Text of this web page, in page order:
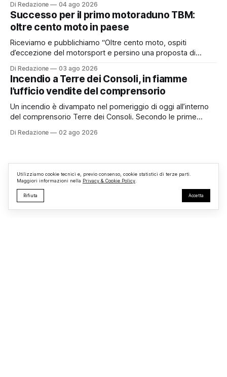
pubblicamente comunicato ai cittadini attraverso l’Albo
Pretorio. Un’anomalia che merita spiegazioni. Il Consiglio
comunale è, per sua natura, un’assemblea
Di Redazione 04 ago 2026
Successo per il primo motoraduno TBM:
oltre cento moto in paese
Riceviamo e pubblichiamo “Oltre cento moto, ospiti
d’eccezione del motorsport e persino una proposta di
organizzato da TBM a Monterosi, un evento che ha
superato le aspettative degli organizzatori richiamando
appassionati delle due ruote da tutto il Lazio e dalle regioni
limitrofe. Per
Di Redazione 03 ago 2026
Incendio a Terre dei Consoli, in fiamme
l’ufficio vendite del comprensorio
Un incendio è divampato nel pomeriggio di oggi all’interno
del comprensorio Terre dei Consoli. Secondo le prime
struttura adibita a ufficio vendite. Sul posto sono intervenuti
Di Redazione 02 ago 2026
Utilizziamo cookie tecnici e, previo consenso, cookie statistici di terze parti.
Maggiori informazioni nella Privacy & Cookie Policy
Rifiuta Accetta